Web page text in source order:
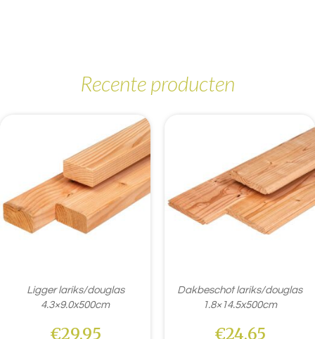
Recente producten
Ligger lariks/douglas
4.3×9.0x500cm
€29,95
Dakbeschot lariks/douglas
1.8×14.5x500cm
€24,65